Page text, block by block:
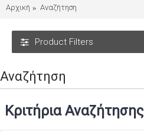
Αρχική Αναζήτηση
Product Filters
Αναζήτηση
Κριτήρια Αναζήτησης